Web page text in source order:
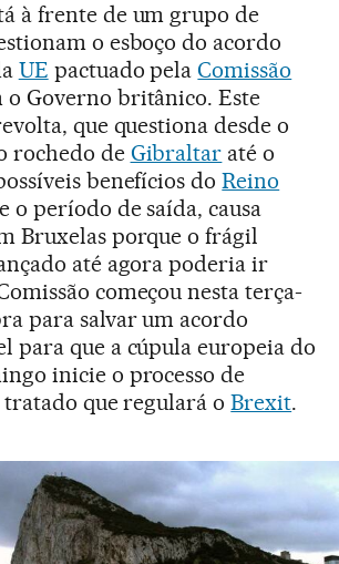
à frente de um grupo de
o esboço do acordo
UE pactuado pelaComissão
Governo britânico. Este
que questiona desde o
rochedo de Gibraltar até o
benefícios doReino
o período de saída, causa
Bruxelas porque o frágil
até agora poderia ir
começou nesta terça-
para salvar um acordo
para que a cúpula europeia do
inicie o processo de
que regulará oBrexit.